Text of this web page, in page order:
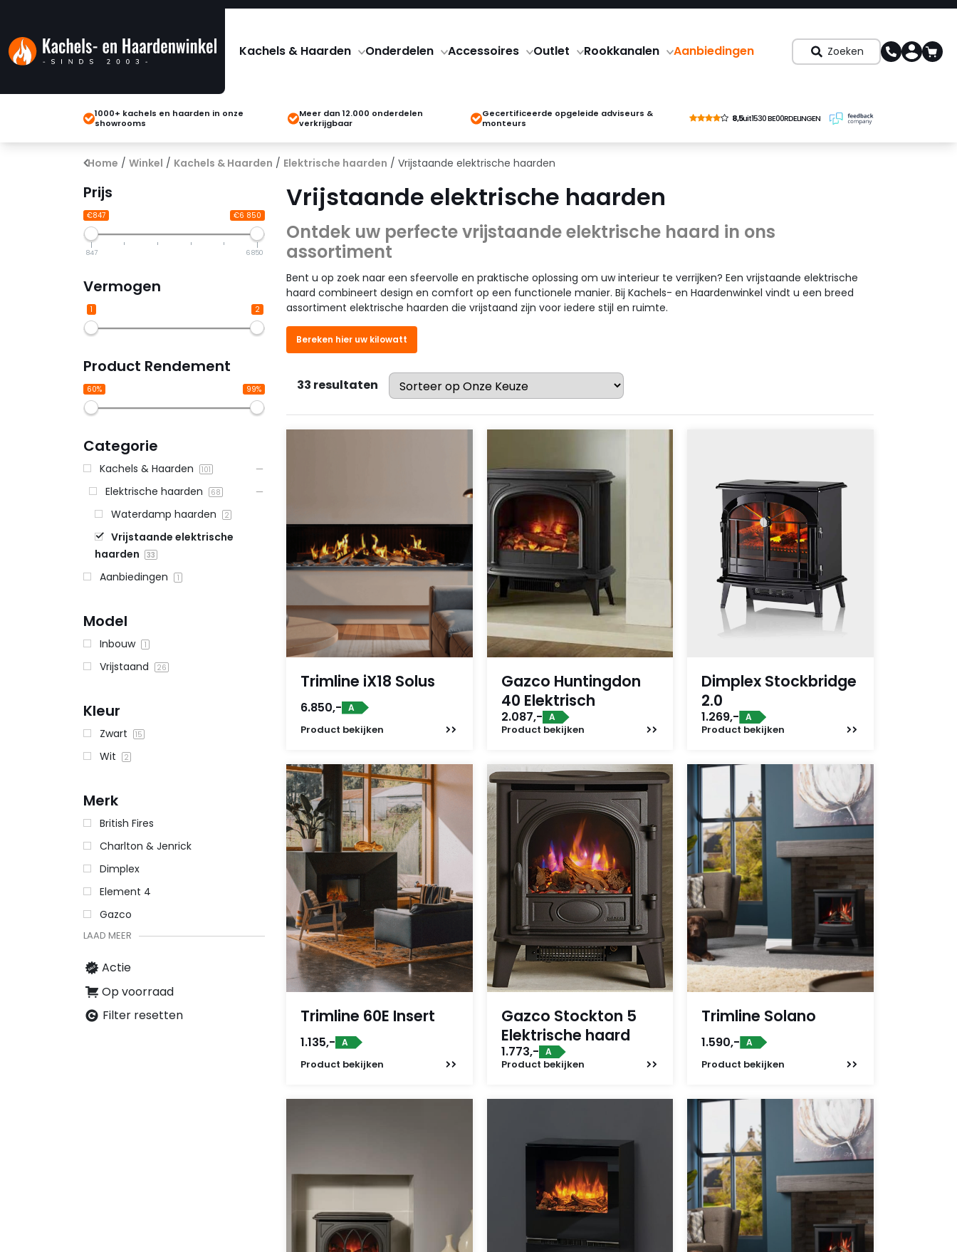
Kachels & Haarden Onderdelen Accessoires Outlet Rookkanalen Aanbiedingen Zoeken
1000+ kachels en haarden in onze
showrooms
Meer dan 12.000 onderdelen
verkrijgbaar
Gecertificeerde opgeleide adviseurs &
monteurs
8,5uit1530 BE00RDELINGEN
Home / Winkel / Kachels & Haarden / Elektrische haarden / Vrijstaande elektrische haarden
Prijs
€847 €6 850
847 6 850
Vermogen
1 2
Product Rendement
60% 99%
Categorie
Kachels & Haarden 101
Elektrische haarden 68
Waterdamp haarden 2
Vrijstaande elektrische
haarden
33
Aanbiedingen 1
Model
Inbouw 1
Vrijstaand 26
Kleur
Zwart 15
Wit 2
Merk
British Fires
Charlton & Jenrick
Dimplex
Element 4
Gazco
LAAD MEER
Actie
Op voorraad
Filter resetten
Vrijstaande elektrische haarden
Ontdek uw perfecte vrijstaande elektrische haard in ons
assortiment
Bent u op zoek naar een sfeervolle en praktische oplossing om uw interieur te verrijken? Een vrijstaande elektrische
haard combineert design en comfort op een functionele manier. Bij Kachels- en Haardenwinkel vindt u een breed
assortiment elektrische haarden die vrijstaand zijn voor iedere stijl en ruimte.
Bereken hier uw kilowatt
33 resultaten
Trimline iX18 Solus
6.850,- A
Product bekijken
Gazco Huntingdon
40 Elektrisch
2.087,- A
Product bekijken
Dimplex Stockbridge
2.0
1.269,- A
Product bekijken
Trimline 60E Insert
1.135,- A
Product bekijken
Gazco Stockton 5
Elektrische haard
1.773,- A
Product bekijken
Trimline Solano
1.590,- A
Product bekijken